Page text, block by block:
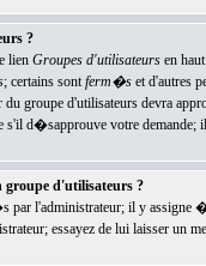
?
lien Groupes d'utilisateursen haut
; certains sontferm�set d'autres
groupe d'utilisateurs devra
d�sapprouve votre demande;
d'utilisateurs ?
par l'administrateur; il y
essayez de lui laisser un